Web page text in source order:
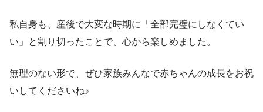
私自身も、産後で大変な時期に「全部完璧にしなくてい
い」と割り切ったことで、心から楽しめました。
無理のない形で、ぜひ家族みんなで赤ちゃんの成長をお祝
いしてくださいね♪